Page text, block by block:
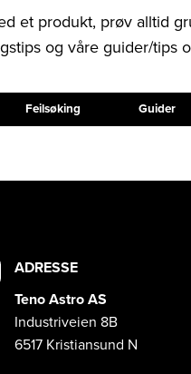
et produkt, prøv alltid
og våre guider/tips
Feilsøking Guider
ADRESSE
Teno Astro AS
Industriveien 8B
6517 Kristiansund N